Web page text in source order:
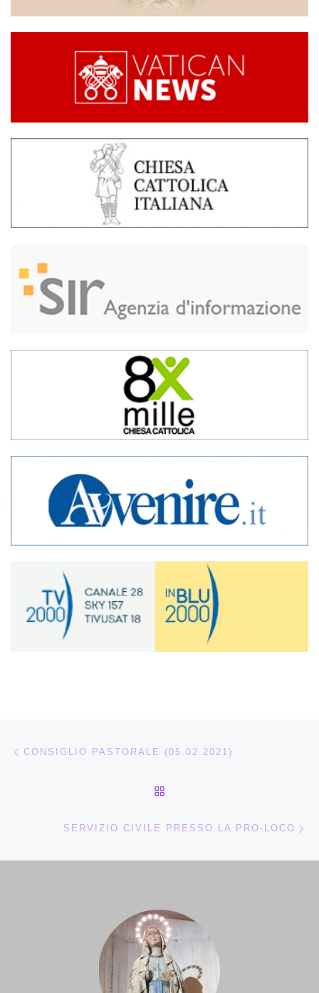
Navigazione articoli
CONSIGLIO PASTORALE (05.02.2021)
SERVIZIO CIVILE PRESSO LA PRO-LOCO